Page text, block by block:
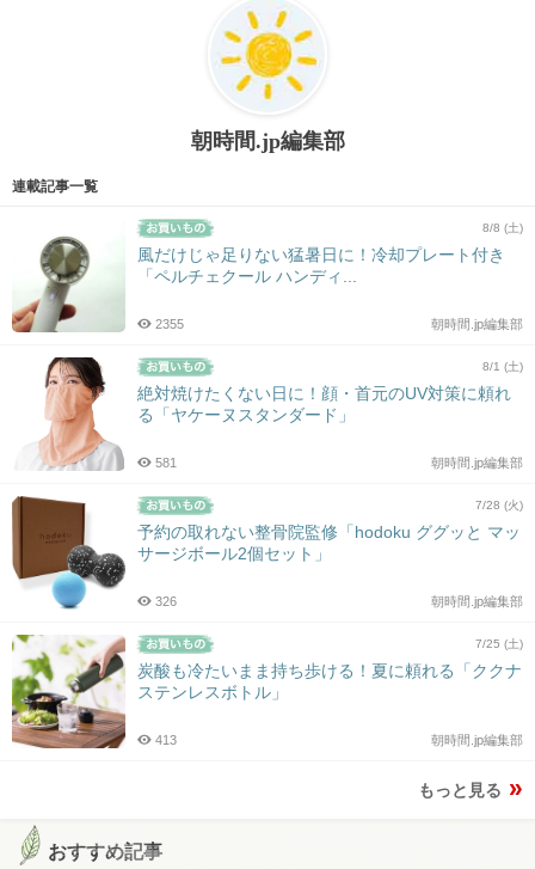
朝時間.jp編集部
連載記事一覧
8/8 (土)
風だけじゃ足りない猛暑日に！冷却プレート付き
「ペルチェクール ハンディ...
朝時間.jp編集部
2355
8/1 (土)
絶対焼けたくない日に！顔・首元のUV対策に頼れ
る「ヤケーヌスタンダード」
朝時間.jp編集部
581
7/28 (火)
予約の取れない整骨院監修「hodoku ググッと マッ
サージボール2個セット」
朝時間.jp編集部
326
7/25 (土)
炭酸も冷たいまま持ち歩ける！夏に頼れる「ククナ
ステンレスボトル」
朝時間.jp編集部
413
もっと見る
おすすめ記事